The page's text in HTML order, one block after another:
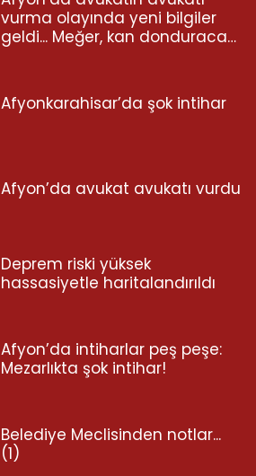
vurma olayında yeni bilgiler
geldi... Meğer, kan donduracak
Afyonkarahisar’da şok intihar
Afyon’da avukat avukatı vurdu
Deprem riski yüksek
hassasiyetle haritalandırıldı
Afyon’da intiharlar peş peşe:
Mezarlıkta şok intihar!
Belediye Meclisinden notlar...
(1)